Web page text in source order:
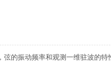
的振动频率和观测一维驻波的特